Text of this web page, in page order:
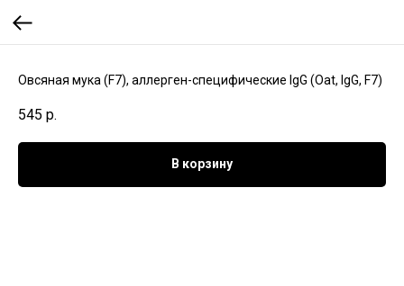
Овсяная мука (F7), аллерген-специфические IgG (Oat, IgG, F7)
545 р.
В корзину